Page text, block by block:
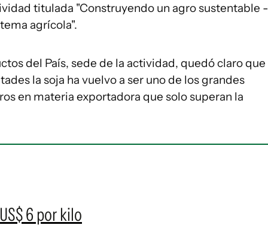
titulada "Construyendo un agro sustentable -
agrícola".
del País, sede de la actividad, quedó claro que
la soja ha vuelvo a ser uno de los grandes
en materia exportadora que solo superan la
6 por kilo